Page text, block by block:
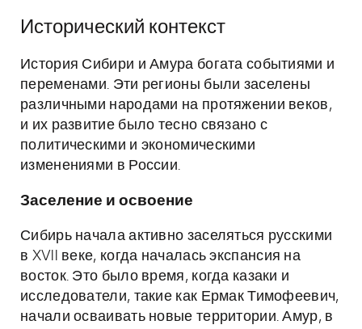
Исторический контекст
История Сибири и Амура богата событиями и
переменами. Эти регионы были заселены
различными народами на протяжении веков,
и их развитие было тесно связано с
политическими и экономическими
изменениями в России.
Заселение и освоение
Сибирь начала активно заселяться русскими
в XVII веке, когда началась экспансия на
восток. Это было время, когда казаки и
исследователи, такие как Ермак Тимофеевич,
начали осваивать новые территории. Амур, в